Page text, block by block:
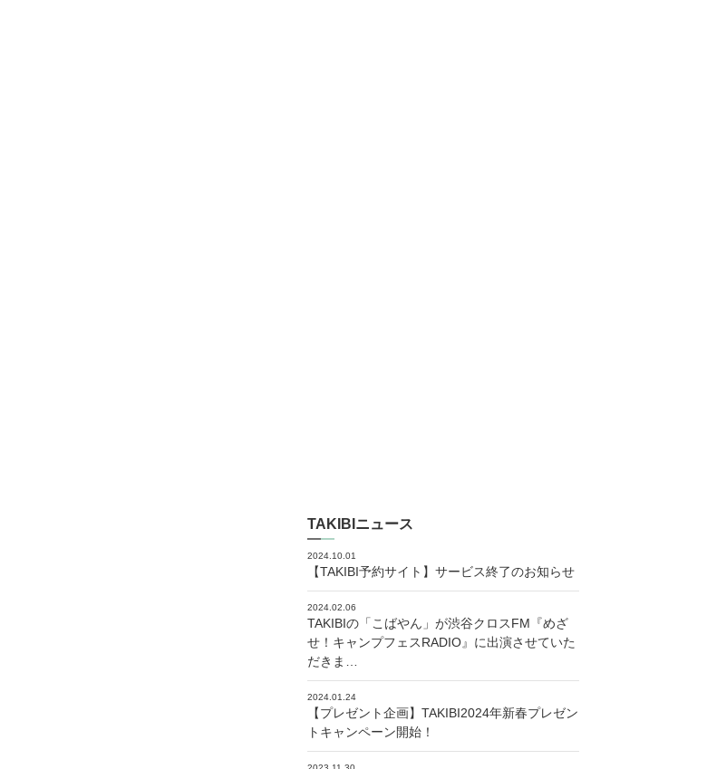
TAKIBIニュース
2024.10.01
【TAKIBI予約サイト】サービス終了のお知らせ
2024.02.06
TAKIBIの「こばやん」が渋谷クロスFM『めざ
せ！キャンプフェスRADIO』に出演させていた
だきま…
2024.01.24
【プレゼント企画】TAKIBI2024年新春プレゼン
トキャンペーン開始！